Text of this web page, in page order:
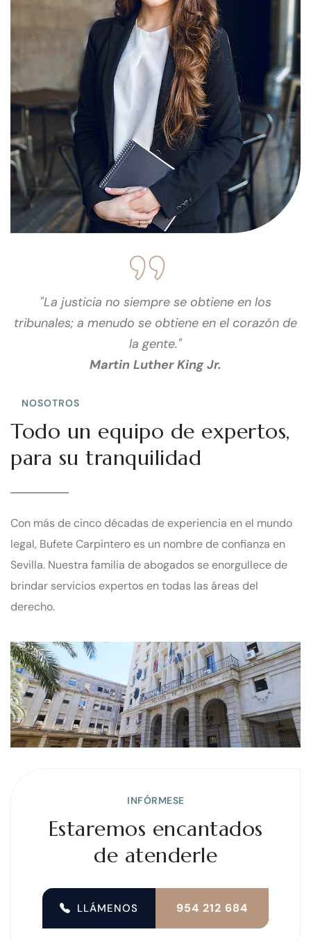
"La justicia no siempre se obtiene en los
tribunales; a menudo se obtiene en el corazón de
la gente."
Martin Luther King Jr.
NOSOTROS
Todo un equipo de expertos,
para su tranquilidad
Con más de cinco décadas de experiencia en el mundo
legal, Bufete Carpintero es un nombre de confianza en
Sevilla. Nuestra familia de abogados se enorgullece de
brindar servicios expertos en todas las áreas del
derecho.
INFÓRMESE
Estaremos encantados
de atenderle
LLÁMENOS 954 212 684